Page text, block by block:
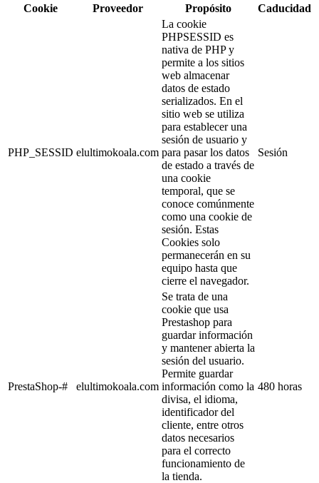
Cookie
Proveedor Propósito Caducidad
PHP_SESSID elultimokoala.com
La cookie
PHPSESSID es
nativa de PHP y
permite a los sitios
web almacenar
datos de estado
serializados. En el
sitio web se utiliza
para establecer una
sesión de usuario y
para pasar los datos
de estado a través de
una cookie
temporal, que se
conoce comúnmente
como una cookie de
sesión. Estas
Cookies solo
permanecerán en su
equipo hasta que
cierre el navegador.
Sesión
PrestaShop-# elultimokoala.com
Se trata de una
cookie que usa
Prestashop para
guardar información
y mantener abierta la
sesión del usuario.
Permite guardar
información como la
divisa, el idioma,
identificador del
cliente, entre otros
datos necesarios
para el correcto
funcionamiento de
la tienda.
480 horas